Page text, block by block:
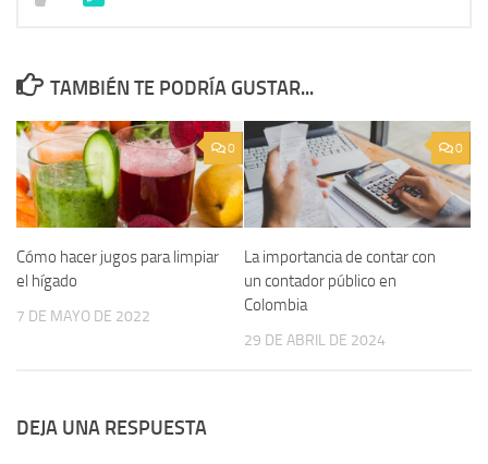
TAMBIÉN TE PODRÍA GUSTAR...
0
Cómo hacer jugos para limpiar
el hígado
7 DE MAYO DE 2022
0
La importancia de contar con
un contador público en
Colombia
29 DE ABRIL DE 2024
DEJA UNA RESPUESTA